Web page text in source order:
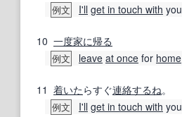
例文 I'll get in touch with
10 一度家に帰る
例文 leave at once for home
11 着いたらすぐ連絡するね。
例文 I'll get in touch with you